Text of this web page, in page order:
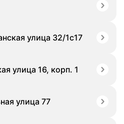
улица 32/1с17
улица 16, корп. 1
улица 77